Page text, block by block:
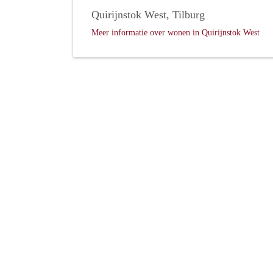
Quirijnstok West, Tilburg
Meer informatie over wonen in Quirijnstok West